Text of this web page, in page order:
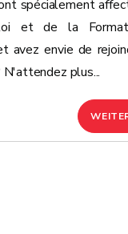
spécialement
et de la
avez envie de
N'attendez plus...